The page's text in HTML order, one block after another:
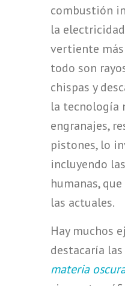
combustión
la
vertiente
todo son
chispas y
la tecnología
engranajes,
pistones, lo
incluyendo
humanas,
las actuales.
Hay muchos
destacaría
materia